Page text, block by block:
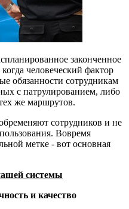
законченное
человеческий фактор
обязанности сотрудникам
с патрулированием, либо
же маршрутов.
сотрудников и не
Вовремя
метке - вот основная
системы
и качество